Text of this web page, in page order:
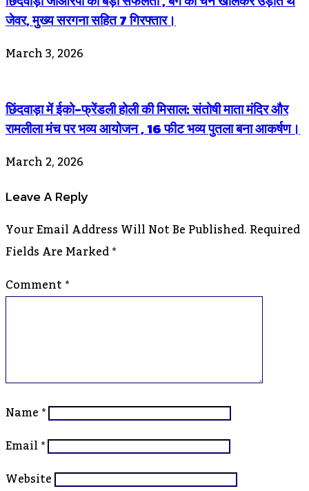
जेवर, मुख्य सरगना सहित 7 गिरफ्तार।
March 3, 2026
छिंदवाड़ा में ईको-फ्रेंडली होली की मिसाल: संतोषी माता मंदिर और
रामलीला मंच पर भव्य आयोजन , 16 फीट भव्य पुतला बना आकर्षण।
March 2, 2026
Leave A Reply
Your Email Address Will Not Be Published.Required
Fields Are Marked*
Comment*
Name*
Email*
Website